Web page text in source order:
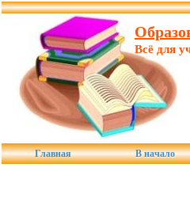
Всё для
Главная В начало